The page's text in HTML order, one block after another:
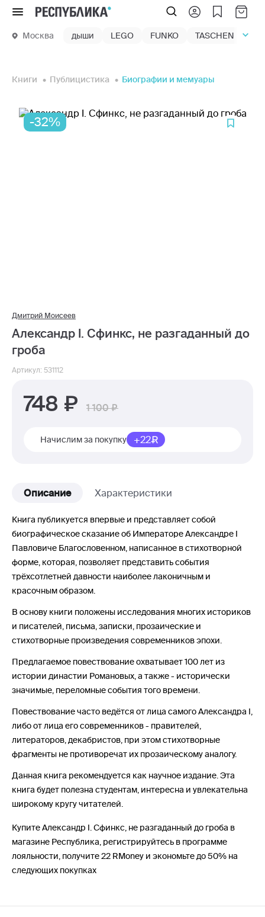
Меню
Москва дыши LEGO FUNKO TASCHEN
Книги Публицистика Биографии и мемуары
-32%
Дмитрий Моисеев
Александр I. Сфинкс, не разгаданный до
гроба
Артикул: 531112
748 1 100
Начислим за покупку +22
Описание Характеристики
Книга публикуется впервые и представляет собой
биографическое сказание об Императоре Александре I
Павловиче Благословенном, написанное в стихотворной
форме, которая, позволяет представить события
трёхсотлетней давности наиболее лаконичным и
красочным образом.
В основу книги положены исследования многих историков
и писателей, письма, записки, прозаические и
стихотворные произведения современников эпохи.
Предлагаемое повествование охватывает 100 лет из
истории династии Романовых, а также - исторически
значимые, переломные события того времени.
Повествование часто ведётся от лица самого Александра I,
либо от лица его современников - правителей,
литераторов, декабристов, при этом стихотворные
фрагменты не противоречат их прозаическому аналогу.
Данная книга рекомендуется как научное издание. Эта
книга будет полезна студентам, интересна и увлекательна
широкому кругу читателей.
Купите Александр I. Сфинкс, не разгаданный до гроба в
магазине Республика, регистрируйтесь в программе
лояльности, получите 22 RMoney и экономьте до 50% на
следующих покупках